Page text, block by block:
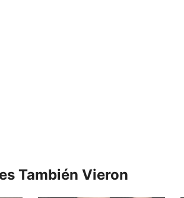
También Vieron